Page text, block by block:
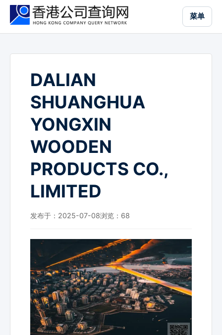
菜单
DALIAN
SHUANGHUA
YONGXIN
WOODEN
PRODUCTS CO.,
LIMITED
发布于：2025-07-08浏览： 68